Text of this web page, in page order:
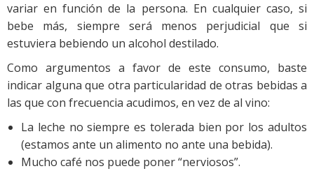
variar en función de la persona. En cualquier caso, si
bebe más, siempre será menos perjudicial que si
estuviera bebiendo un alcohol destilado.
Como argumentos a favor de este consumo, baste
indicar alguna que otra particularidad de otras bebidas a
las que con frecuencia acudimos, en vez de al vino:
La leche no siempre es tolerada bien por los adultos
(estamos ante un alimento no ante una bebida).
Mucho café nos puede poner “nerviosos”.